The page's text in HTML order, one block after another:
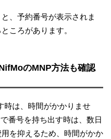
、予約番号が表示されま
ころがあります。
のMNP方法も確認
時は、時間がかかりませ
番号を持ち出す時は、数日
を抑えるため、時間がかか